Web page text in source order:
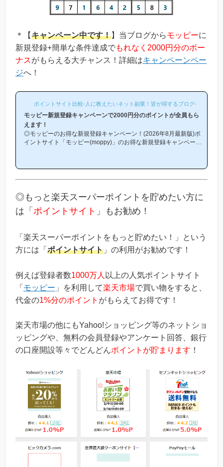
＊【キャンペーン中です！】当ブログからモッピーに
新規登録+簡単な条件達成でもれなく2000円分のボー
ナスがもらえる大チャンス！詳細はキャンペーンペー
ジへ！
ポイントサイト比較-人に教えたいネット副業！皆が得するブログ-
モッピー新規登録キャンペーンで2000円分のポイントが全員もら
えます！
◎モッピーのお得な新規登録キャンペーン！(2026年8月最新版)ポ
イントサイト「モッピー(moppy)」のお得な新規登録キャンペーン
はあるの？」という方は必見です！モッピー新規登録キャンペーン
る」という、シンプルなものです。(*ちなみに「2000円分のボー
ナス」というのは過去のキ...
◎もっと楽天スーパーポイントを貯めたい方に
は「 ポイントサイト 」もお勧め！
「楽天スーパーポイントをもっと貯めたい！」という
方には「 ポイントサイト 」の利用がお勧めです！
例えば登録者数1000万人 以上の人気ポイントサイト
「 モッピー 」を利用して楽天市場で買い物をすると、
代金の1%分のポイント がもらえてお得です！
楽天市場の他にもYahoo!ショッピング等のネットショ
ッピングや、無料の会員登録やアンケート回答、銀行
の口座開設等々でどんどんポイントが貯まります ！